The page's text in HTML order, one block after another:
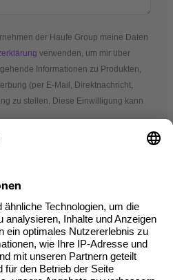
der Haufe Group meine Daten
verwenden, um mir über
Informationen zu Produkten,
(per E-Mail, Direktnachricht,
zu stellen. Diese Einwilligung kann
*Pflichtfelder